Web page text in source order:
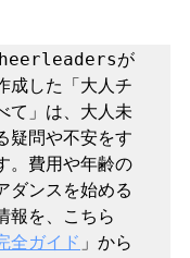
が
成した「大人チ
て」は、大人未
疑問や不安をす
。費用や年齢の
ダンスを始める
報を、こちら
全ガイド 」から